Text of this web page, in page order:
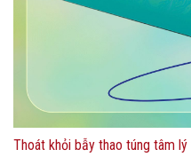
Thoát khỏi bẫy thao túng tâm